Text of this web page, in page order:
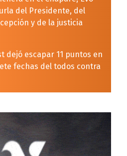
del Presidente, del
y de la justicia
dejó escapar 11 puntos en
fechas del todos contra